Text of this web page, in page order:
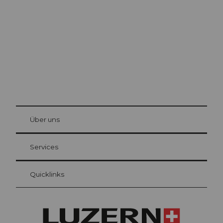
Gästekarte Luzern
Ihre Vorteile als Übernachtungsgast
at Bre
Über uns
Services
Quicklinks